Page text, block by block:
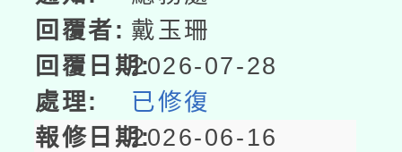
戴玉珊
2026-07-28
已修復
2026-06-16